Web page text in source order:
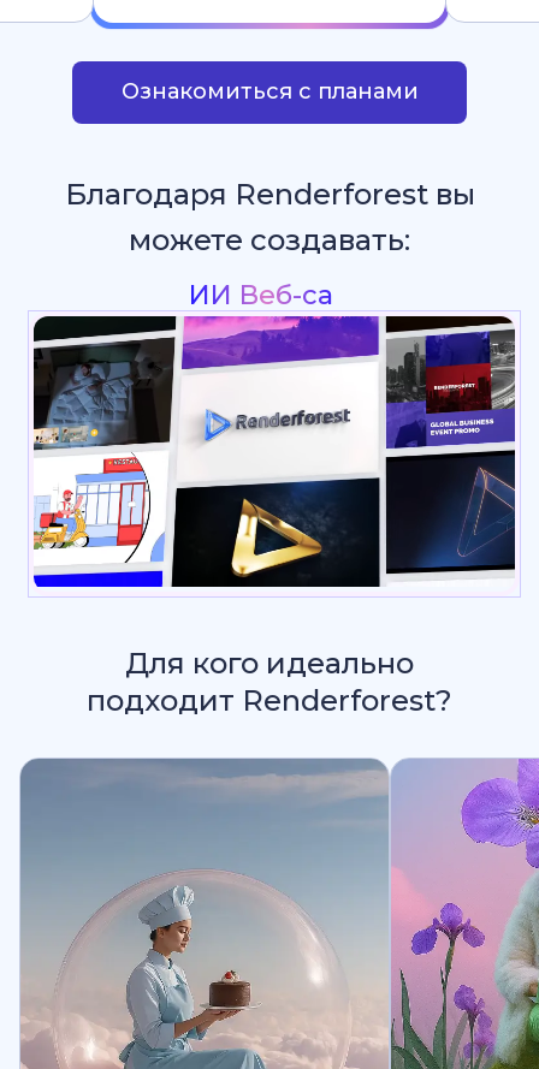
Ознакомиться с планами
Благодаря Renderforest вы
можете создавать:
Интро & Лого Анимация
Для кого идеально
подходит Renderforest?